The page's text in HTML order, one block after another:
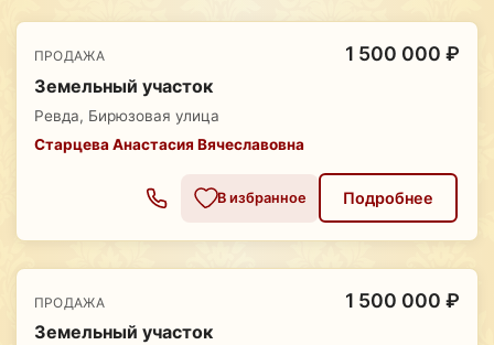
ПРОДАЖА 1 500 000 ₽
Земельный участок
Ревда, Бирюзовая улица
Старцева Анастасия Вячеславовна
В избранное Подробнее
ПРОДАЖА 1 500 000 ₽
Земельный участок